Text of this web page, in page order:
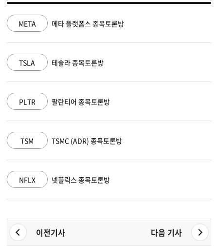
NVDA 엔비디아 종목토론방
MSFT 마이크로소프트 종목토론방
AAPL 애플 종목토론방
AMZN 아마존 닷컴 종목토론방
GOOGL 알파벳 A 종목토론방
이전기사 다음 기사